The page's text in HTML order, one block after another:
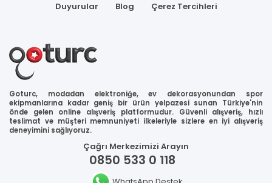
Duyurular
Blog Çerez Tercihleri
Goturc, modadan elektroniğe, ev dekorasyonundan spor
ekipmanlarına kadar geniş bir ürün yelpazesi sunan Türkiye'nin
önde gelen online alışveriş platformudur. Güvenli alışveriş, hızlı
teslimat ve müşteri memnuniyeti ilkeleriyle sizlere en iyi alışveriş
deneyimini sağlıyoruz.
Çağrı Merkezimizi Arayın
0850 533 0 118